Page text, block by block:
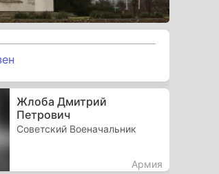
Жлоба Дмитрий
Петрович
Советский Военачальник
Армия